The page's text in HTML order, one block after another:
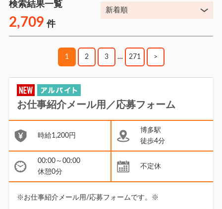
検索結果一覧
2,709 件
1 2 3 … 271 >
お仕事紹介メール用／応募フォーム
時給1,200円
博多駅
徒歩4分
00:00～00:00
休憩0分
不定休
※お仕事紹介メール用/応募フォームです。※